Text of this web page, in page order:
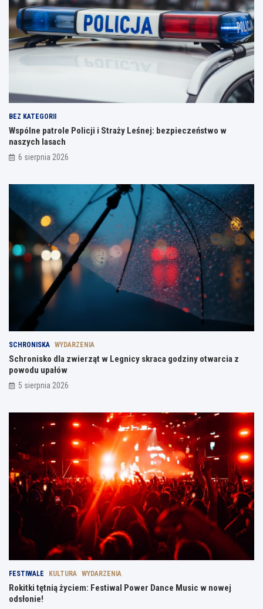
BEZ KATEGORII
Wspólne patrole Policji i Straży Leśnej: bezpieczeństwo w
naszych lasach
6 sierpnia 2026
SCHRONISKA WYDARZENIA
Schronisko dla zwierząt w Legnicy skraca godziny otwarcia z
powodu upałów
5 sierpnia 2026
FESTIWALE KULTURA WYDARZENIA
Rokitki tętnią życiem: Festiwal Power Dance Music w nowej
odsłonie!